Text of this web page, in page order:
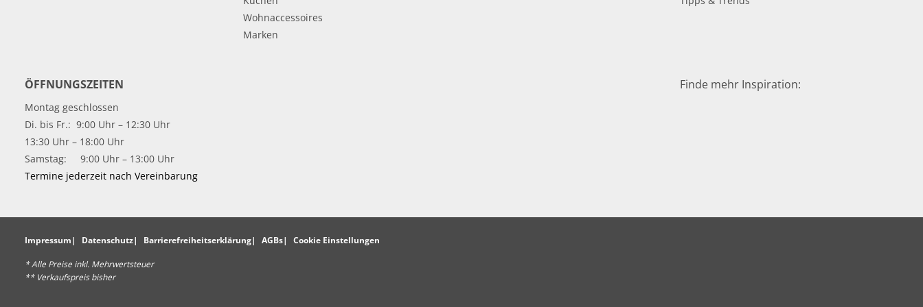
Wohnaccessoires
Marken
ÖFFNUNGSZEITEN
Montag geschlossen
Di. bis Fr.: 9:00 Uhr – 12:30 Uhr
13:30 Uhr – 18:00 Uhr
Samstag: 9:00 Uhr – 13:00 Uhr
Termine jederzeit nach Vereinbarung
Finde mehr Inspiration:
Impressum Datenschutz Barrierefreiheitserklärung AGBs Cookie Einstellungen
* Alle Preise inkl. Mehrwertsteuer
** Verkaufspreis bisher